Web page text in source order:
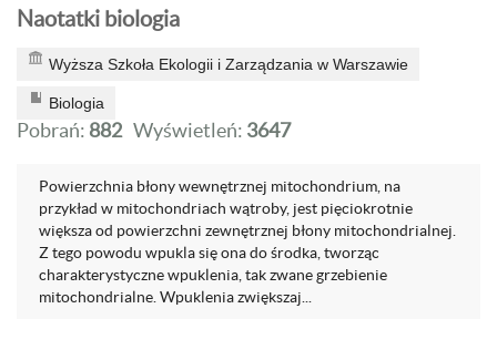
Naotatki biologia
Wyższa Szkoła Ekologii i Zarządzania w Warszawie
Biologia
Pobrań: 882 Wyświetleń: 3647
Powierzchnia błony wewnętrznej mitochondrium, na
przykład w mitochondriach wątroby, jest pięciokrotnie
większa od powierzchni zewnętrznej błony mitochondrialnej.
Z tego powodu wpukla się ona do środka, tworząc
charakterystyczne wpuklenia, tak zwane grzebienie
mitochondrialne. Wpuklenia zwiększaj...